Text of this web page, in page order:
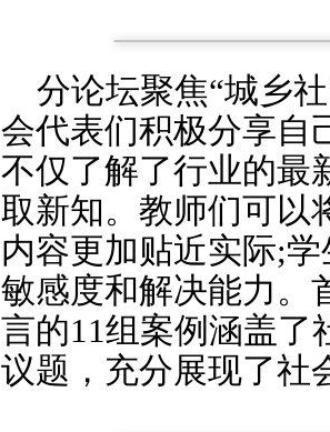
分论坛聚焦“城乡
会代表们积极分享自
不仅了解了行业的最
取新知。教师们可以
内容更加贴近实际;
敏感度和解决能力。
言的11组案例涵盖了
议题，充分展现了社